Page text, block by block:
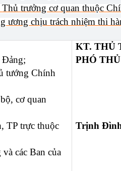
trưởng cơ quan thuộc
ương chịu trách nhiệm thi
Đảng;
tướng Chính
cơ quan
TP trực thuộc
các Ban của
KT. THỦ
PHÓ
Trịnh